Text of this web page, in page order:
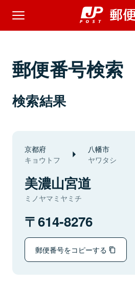
郵便番号検索
検索結果
京都府
キョウトフ
八幡市
ヤワタシ
美濃山宮道
ミノヤマミヤミチ
614-8276
郵便番号をコピーする